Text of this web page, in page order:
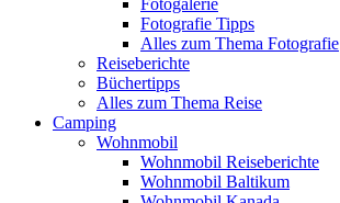
Fotogalerie
Fotografie Tipps
Alles zum Thema Fotografie
Reiseberichte
Büchertipps
Alles zum Thema Reise
Camping
Wohnmobil
Wohnmobil Reiseberichte
Wohnmobil Baltikum